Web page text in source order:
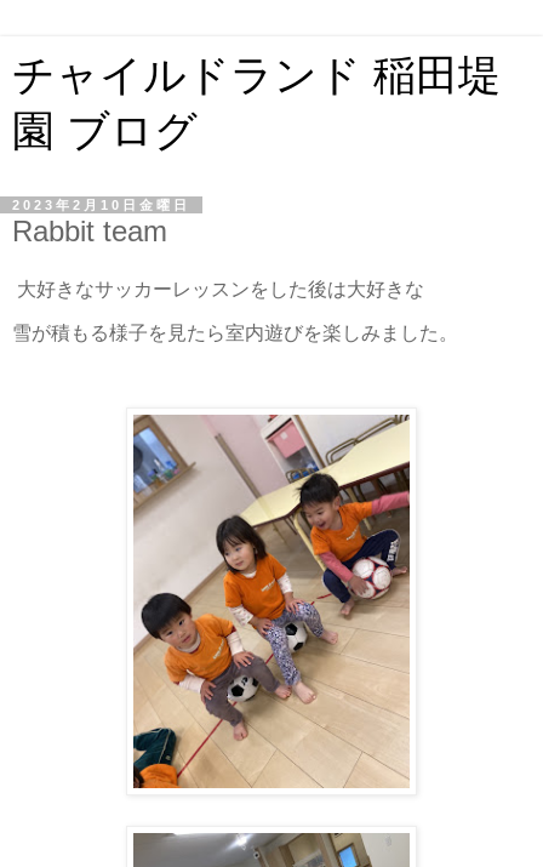
チャイルドランド 稲田堤
園 ブログ
2023年2月10日金曜日
Rabbit team
大好きなサッカーレッスンをした後は大好きな
雪が積もる様子を見たら室内遊びを楽しみました。